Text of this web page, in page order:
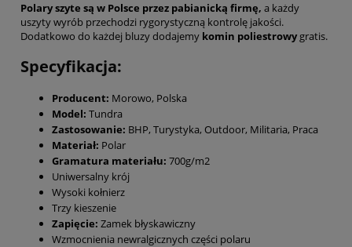
Polary szyte są w Polsce przez pabianicką firmę, a każdy
uszyty wyrób przechodzi rygorystyczną kontrolę jakości.
Dodatkowo do każdej bluzy dodajemy komin poliestrowygratis.
Specyfikacja:
Producent: Morowo, Polska
Model: Tundra
Zastosowanie: BHP, Turystyka, Outdoor, Militaria, Praca
Materiał: Polar
Gramatura materiału: 700g/m2
Uniwersalny krój
Wysoki kołnierz
Trzy kieszenie
Zapięcie: Zamek błyskawiczny
Wzmocnienia newralgicznych części polaru